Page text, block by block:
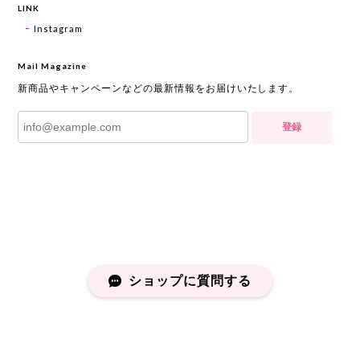
LINK
Instagram
Mail Magazine
新商品やキャンペーンなどの最新情報をお届けいたします。
登録
ショップに質問する